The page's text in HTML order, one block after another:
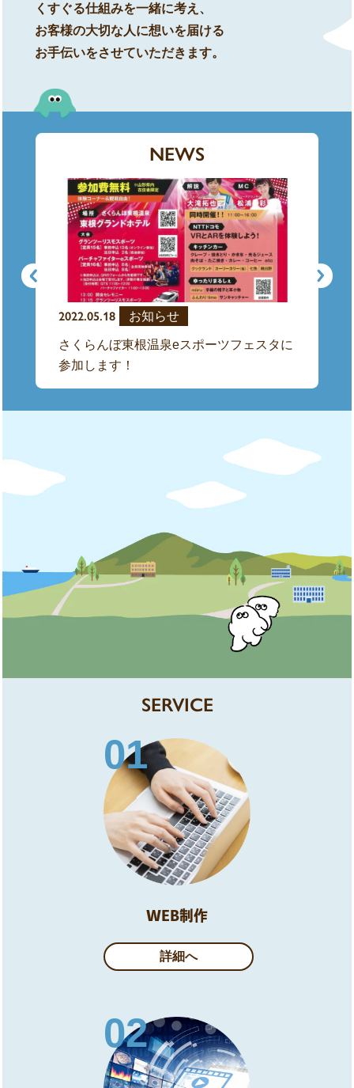
くすぐる仕組みを一緒に考え、
お客様の大切な人に想いを届ける
お手伝いをさせていただきます。
NEWS
2022.05.18 お知らせ
さくらんぼ東根温泉eスポーツフェスタに
参加します！
SERVICE
01
WEB制作
詳細へ
02